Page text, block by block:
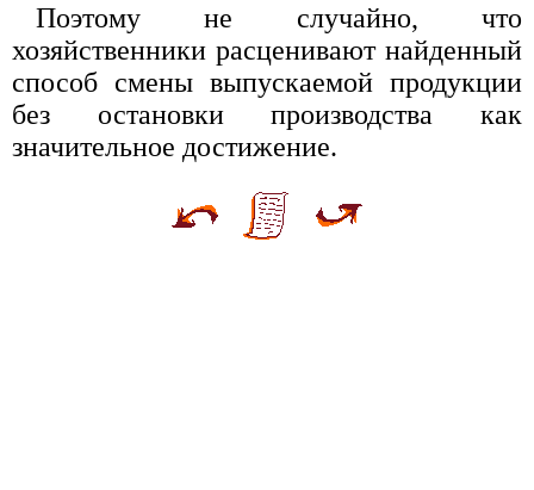
Поэтому не случайно, что
хозяйственники расценивают найденный
способ смены выпускаемой продукции
без остановки производства как
значительное достижение.